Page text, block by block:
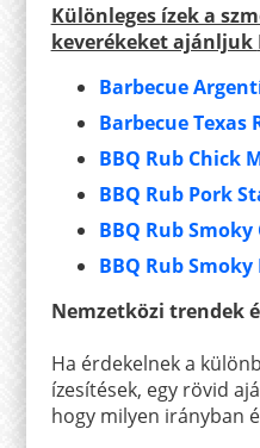
Különleges ízek a
keverékeket ajánljuk
Barbecue
Barbecue Texas
BBQ Rub Chick
BBQ Rub Pork
BBQ Rub Smoky
BBQ Rub Smoky
Nemzetközi trendek
Ha érdekelnek a
ízesítések, egy rövid
hogy milyen irányban